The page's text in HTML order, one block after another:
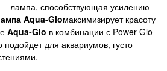
– лампа, способствующая усилению
Aqua-Gloмаксимизирует красоту
Aqua-Glo в комбинации с Power-Glo
для аквариумов, густо